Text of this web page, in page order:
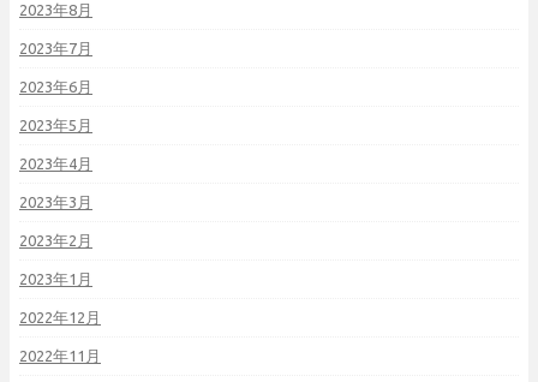
2023年8月
2023年7月
2023年6月
2023年5月
2023年4月
2023年3月
2023年2月
2023年1月
2022年12月
2022年11月